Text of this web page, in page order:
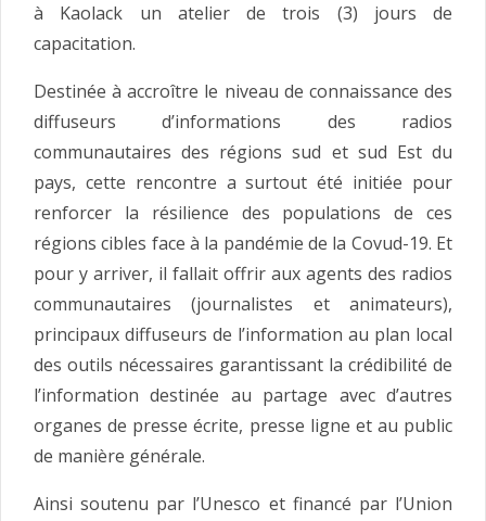
à Kaolack un atelier de trois (3) jours de
capacitation.
Destinée à accroître le niveau de connaissance des
diffuseurs d’informations des radios
communautaires des régions sud et sud Est du
pays, cette rencontre a surtout été initiée pour
renforcer la résilience des populations de ces
régions cibles face à la pandémie de la Covud-19. Et
pour y arriver, il fallait offrir aux agents des radios
communautaires (journalistes et animateurs),
principaux diffuseurs de l’information au plan local
des outils nécessaires garantissant la crédibilité de
l’information destinée au partage avec d’autres
organes de presse écrite, presse ligne et au public
de manière générale.
Ainsi soutenu par l’Unesco et financé par l’Union